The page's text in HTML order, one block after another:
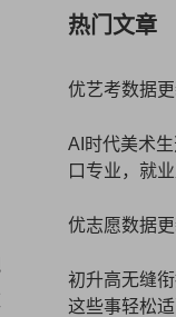
热门文章
优艺考数据
AI时代美术
口专业，就
优志愿数据
初升高无缝
这些事轻松